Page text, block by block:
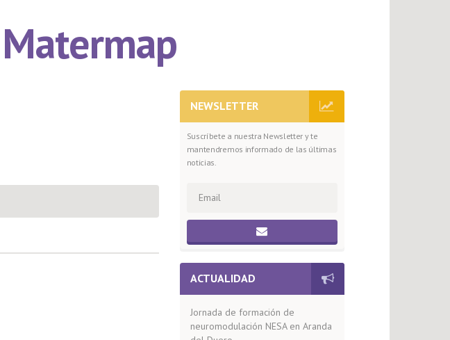
Matermap
NEWSLETTER
Suscríbete a nuestra Newsletter y te
mantendremos informado de las últimas
noticias.
ACTUALIDAD
Jornada de formación de
neuromodulación NESA en Aranda